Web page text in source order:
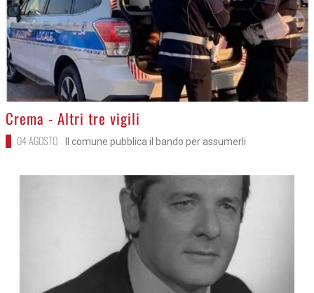
>
Crema - Altri tre vigili
04 AGOSTO Il comune pubblica il bando per assumerli